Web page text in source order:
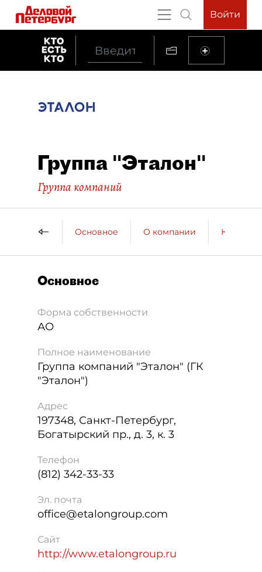
Войти
Группа "Эталон"
Группа компаний
Основное О компании
Основное
Форма собственности
АО
Полное наименование
Группа компаний "Эталон" (ГК
"Эталон")
Адрес
197348, Санкт-Петербург,
Богатырский пр., д. 3, к. 3
Телефон
(812) 342-33-33
Эл. почта
office@etalongroup.com
Сайт
http://www.etalongroup.ru